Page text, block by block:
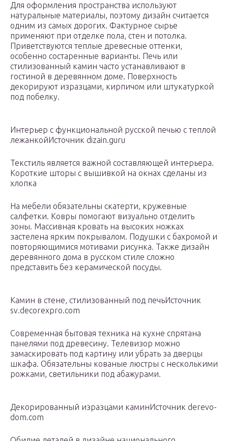
Для оформления пространства используют
натуральные материалы, поэтому дизайн считается
одним из самых дорогих. Фактурное сырье
применяют при отделке пола, стен и потолка.
Приветствуются теплые древесные оттенки,
особенно состаренные варианты. Печь или
стилизованный камин часто устанавливают в
гостиной в деревянном доме. Поверхность
декорируют изразцами, кирпичом или штукатуркой
под побелку.
Интерьер с функциональной русской печью с теплой
лежанкойИсточник dizain.guru
Текстиль является важной составляющей интерьера.
Короткие шторы с вышивкой на окнах сделаны из
хлопка
На мебели обязательны скатерти, кружевные
салфетки. Ковры помогают визуально отделить
зоны. Массивная кровать на высоких ножках
застелена ярким покрывалом. Подушки с бахромой и
повторяющимися мотивами рисунка. Также дизайн
деревянного дома в русском стиле сложно
представить без керамической посуды.
Камин в стене, стилизованный под печьИсточник
sv.decorexpro.com
Современная бытовая техника на кухне спрятана
панелями под древесину. Телевизор можно
замаскировать под картину или убрать за дверцы
шкафа. Обязательны кованые люстры с несколькими
рожками, светильники под абажурами.
Декорированный изразцами каминИсточник derevo-
dom.com